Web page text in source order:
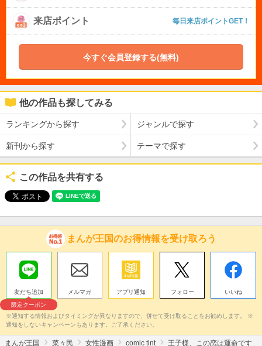
来店ポイント 毎日来店ポイントGET！
今すぐ会員登録する(無料)
他の作品も探してみる
ランキングから探す ジャンルで探す
新刊から探す テーマで探す
この作品を共有する
まんが王国のお得情報を受け取ろう
友だち追加
限定クーポン
メルマガ アプリ通知 フォロー いいね
※通知する情報およびタイミングが異なりますので、併せて受け取ることをお勧めします。 ※
通知をしないキャンペーンもあります。ご了承ください。
まんが王国 菜々民 女性漫画 comic tint 王子様、この恋は運命です